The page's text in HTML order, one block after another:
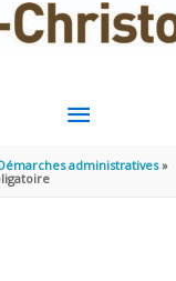
MENU
PRINCIPAL
administratives